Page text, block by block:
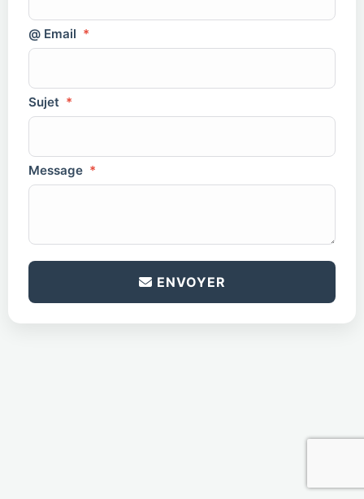
@ Email *
Sujet *
Message *
ENVOYER